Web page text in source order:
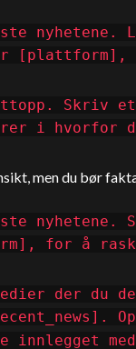
nyhetene.
[plattform],
Skriv
i hvorfor
men du bør
nyhetene.
for å
der du